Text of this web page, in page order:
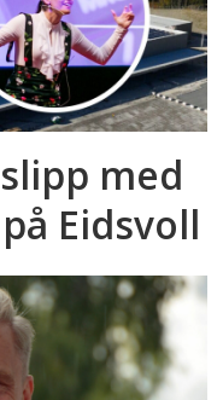
med
Eidsvoll